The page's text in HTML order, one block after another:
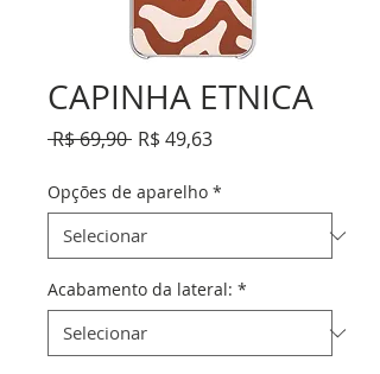
CAPINHA ETNICA
R$ 69,90 Preço
R$ 49,63Preço
Opções de aparelho *
Acabamento da lateral: *